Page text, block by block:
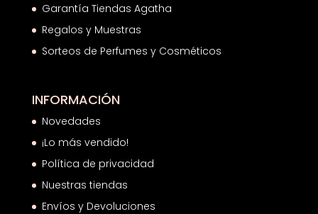
Garantía Tiendas Agatha
Regalos y Muestras
Sorteos de Perfumes y Cosméticos
INFORMACIÓN
Novedades
¡Lo más vendido!
Política de privacidad
Nuestras tiendas
Envíos y Devoluciones